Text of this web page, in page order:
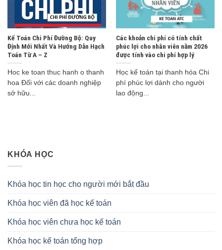
Kế Toán Chi Phí Đường Bộ: Quy
Định Mới Nhất Và Hướng Dẫn Hạch
Toán Từ A – Z
Hoc ke toan thuc hanh o thanh
hoa Đối với các doanh nghiệp
sở hữu...
Các khoản chi phí có tính chất
phúc lợi cho nhân viên năm 2026
được tính vào chi phí hợp lý
Học kế toán tại thanh hóa Chi
phí phúc lợi dành cho người
lao động...
KHÓA HỌC
Khóa học tin học cho người mới bắt đầu
Khóa học viên đã học kế toán
Khóa học viên chưa học kế toán
Khóa học kế toán tổng hợp